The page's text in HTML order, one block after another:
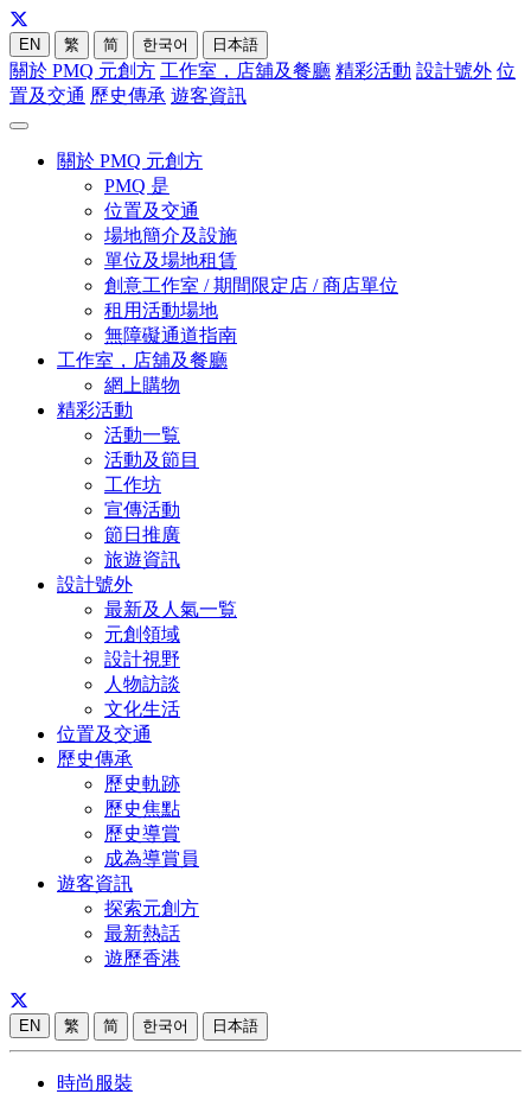
EN 繁 简 한국어 日本語
關於 PMQ 元創方 工作室，店舖及餐廳 精彩活動 設計號外 位
置及交通 歷史傳承 遊客資訊
關於 PMQ 元創方
PMQ 是
位置及交通
場地簡介及設施
單位及場地租賃
創意工作室 / 期間限定店 / 商店單位
租用活動場地
無障礙通道指南
工作室，店舖及餐廳
網上購物
精彩活動
活動一覧
活動及節目
工作坊
宣傳活動
節日推廣
旅遊資訊
設計號外
最新及人氣一覧
元創領域
設計視野
人物訪談
文化生活
位置及交通
歷史傳承
歷史軌跡
歷史焦點
歷史導賞
成為導賞員
遊客資訊
探索元創方
最新熱話
遊歷香港
EN 繁 简 한국어 日本語
時尚服裝